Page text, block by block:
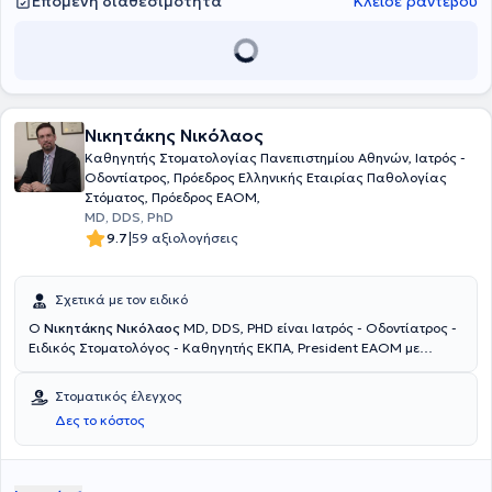
Νικητάκης Νικόλαος
Καθηγητής Στοματολογίας Πανεπιστημίου Αθηνών, Ιατρός -
Οδοντίατρος, Πρόεδρος Ελληνικής Εταιρίας Παθολογίας
Στόματος, Πρόεδρος EAOM,
MD, DDS, PhD
9.7|59 αξιολογήσεις
Σχετικά με τον ειδικό
O Νικητάκης Νικόλαος MD, DDS, PHD είναι Ιατρός - Οδοντίατρος -
Ειδικός Στοματολόγος - Καθηγητής ΕΚΠΑ, President EAOM με
Οδοντιατρικής από το Πανεπιστήμιο Αθηνών και τίτλο ειδικότητας
(Board Certified) και διδακτορικό δίπλωμα (PhD) στη Στοματική και
Γναθοπροσωπική Παθολογία από την Οδοντιατρική Σχολή του
Πανεπιστημίου Maryland στις ΗΠΑ. Σήμερα, ο γιατρός είναι
της European Association of Oral Medicine, ενώ διαθέτει πλούσιο
Στοματικός έλεγχος
Δες το κόστος